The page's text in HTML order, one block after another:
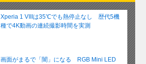
Xperia 1 VIIIは35℃でも熱停止なし 歴代5機
種で4K動画の連続撮影時間を実測
画面がまるで「闇」になる RGB Mini LED